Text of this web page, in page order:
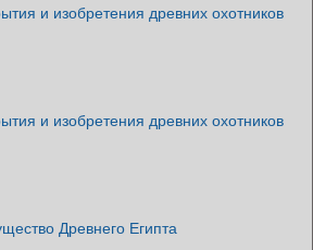
и изобретения древних охотников
и изобретения древних охотников
Древнего Египта